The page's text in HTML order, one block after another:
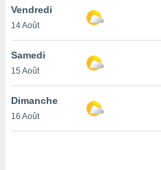
en
de
Vendredi
14 Août
Samedi
15 Août
Dimanche
16 Août